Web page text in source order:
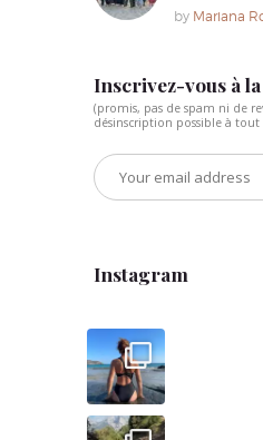
by Mariana
Inscrivez-vous à
(promis, pas de spam ni de
désinscription possible à
Instagram